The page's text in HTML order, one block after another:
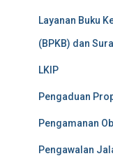
Layanan Buku
(BPKB) dan
LKIP
Pengaduan
Pengamanan
Pengawalan